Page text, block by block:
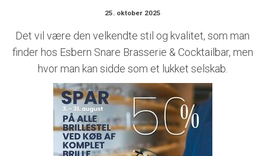
25. oktober 2025
Det vil være den velkendte stil og kvalitet, som man
finder hos Esbern Snare Brasserie & Cocktailbar, men
hvor man kan sidde som et lukket selskab.